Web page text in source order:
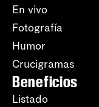
En vivo
Fotografía
Humor
Crucigramas
Beneficios
Listado